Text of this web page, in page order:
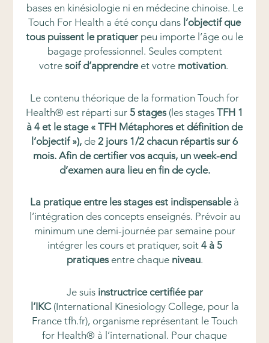
bases en kinésiologie ni en médecine chinoise. Le
Touch For Health a été conçu dans l’objectif que
tous puissent le pratiquer peu importe l’âge ou le
bagage professionnel. Seules comptent
votre soif d’apprendreet votre motivation.
Le contenu théorique de la formation Touch for
Health® est réparti sur 5 stages (les stages TFH 1
à 4 et le stage « TFH Métaphores et définition de
l’objectif »), de 2 jours 1/2 chacun répartis sur 6
mois. Afin de certifier vos acquis, un week-end
d’examenaura lieu en fin de cycle.
La pratique entre les stages est indispensableà
l’intégration des concepts enseignés. Prévoir au
minimum une demi-journée par semaine pour
intégrer les cours et pratiquer, soit 4 à 5
pratiquesentre chaque niveau.
Je suis instructrice certifiée par
l’IKC (International Kinesiology College, pour la
France tfh.fr), organisme représentant le Touch
for Health® à l’international. Pour chaque